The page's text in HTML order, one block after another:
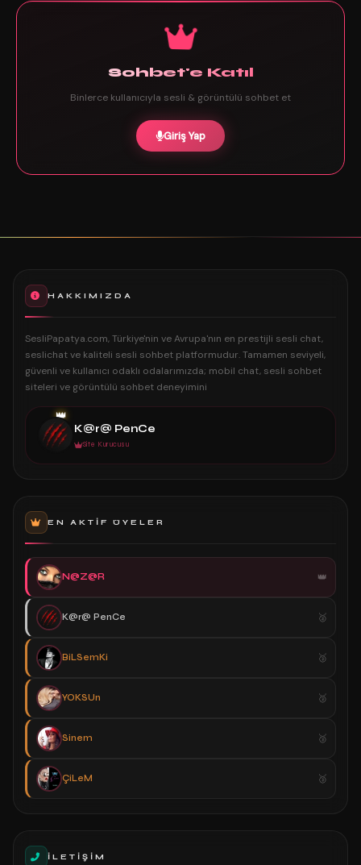
Sohbet'e Katıl
Binlerce kullanıcıyla sesli & görüntülü sohbet et
Giriş Yap
HAKKIMIZDA
SesliPapatya.com, Türkiye'nin ve Avrupa'nın en prestijli sesli chat,
seslichat ve kaliteli sesli sohbet platformudur. Tamamen seviyeli,
güvenli ve kullanıcı odaklı odalarımızda; mobil chat, sesli sohbet
siteleri ve görüntülü sohbet deneyimini
👑
K@r@ PenCe
Site Kurucusu
EN AKTIF ÜYELER
N@Z@R
K@r@ PenCe
BiLSemKi
YOKSUn
Sinem
ÇiLeM
İLETIŞIM